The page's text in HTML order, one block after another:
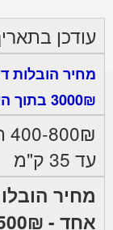
עודכן בתאריך: 07/04/
3000₪ בתוך העיר.
עד 35 ק"מ
מחיר
אחד - 500₪-1000₪